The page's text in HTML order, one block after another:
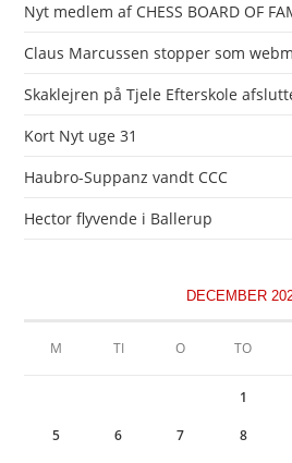
Nyt medlem af CHESS BOARD OF
Claus Marcussen stopper som
Skaklejren på Tjele Efterskole
Kort Nyt uge 31
Haubro-Suppanz vandt CCC
Hector flyvende i Ballerup
DECEMBER
M TI O TO
1
5 6 7 8